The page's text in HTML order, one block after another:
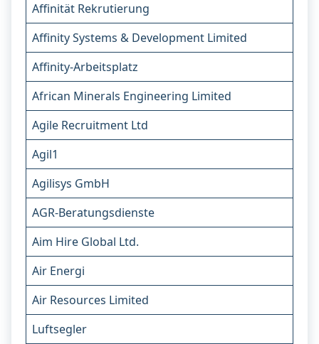
Affinität Rekrutierung
Affinity Systems & Development Limited
Affinity-Arbeitsplatz
African Minerals Engineering Limited
Agile Recruitment Ltd
Agil1
Agilisys GmbH
AGR-Beratungsdienste
Aim Hire Global Ltd.
Air Energi
Air Resources Limited
Luftsegler